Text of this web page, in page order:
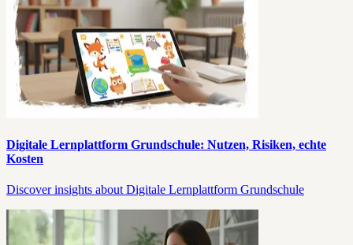
Digitale Lernplattform Grundschule: Nutzen, Risiken, echte
Kosten
Discover insights about Digitale Lernplattform Grundschule